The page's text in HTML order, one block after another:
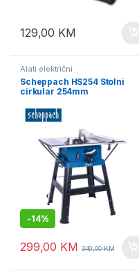
129,00 KM
Alati električni
Scheppach HS254 Stolni
cirkular 254mm
-14%
299,00 KM 349,00KM